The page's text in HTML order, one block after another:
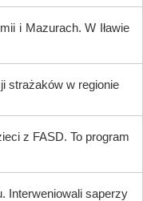
i Mazurach. W Iławie
strażaków w regionie
z FASD. To program
Interweniowali saperzy